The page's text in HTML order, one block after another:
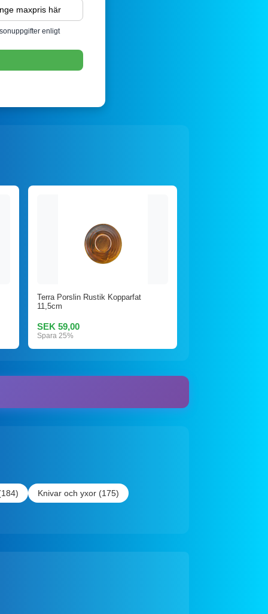
enligt
Terra Porslin Rustik Kopparfat
11,5cm
SEK 59,00
Spara 25%
Knivar och yxor (175)